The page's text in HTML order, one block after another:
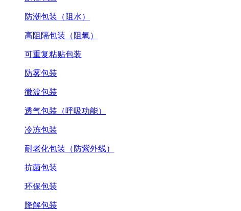
防潮包装（阻水）
高阻隔包装（阻氧）
可重复粘贴包装
防雾包装
微波包装
透气包装（呼吸功能）
冷冻包装
耐老化包装（防紫外线）
抗菌包装
环保包装
降解包装